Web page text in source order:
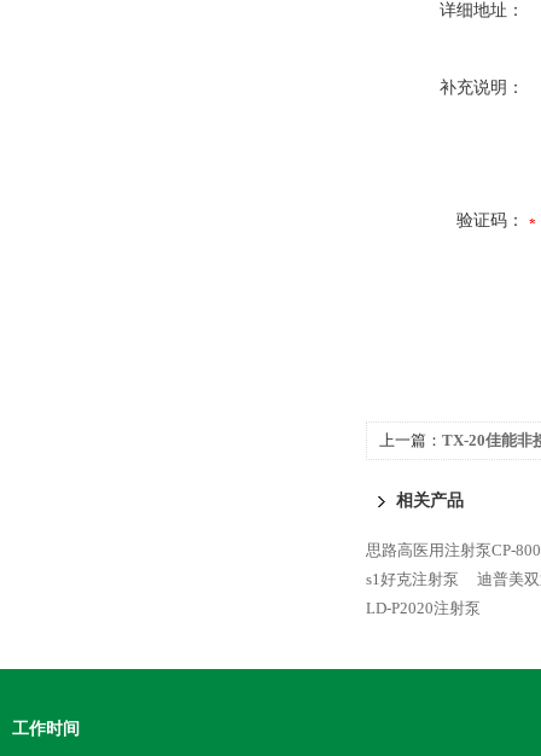
详细地址：
补充说明：
验证码：
上一篇： TX-20佳能非
相关产品
思路高医用注射泵CP-
s1好克注射泵
迪普美
LD-P2020注射泵
工作时间